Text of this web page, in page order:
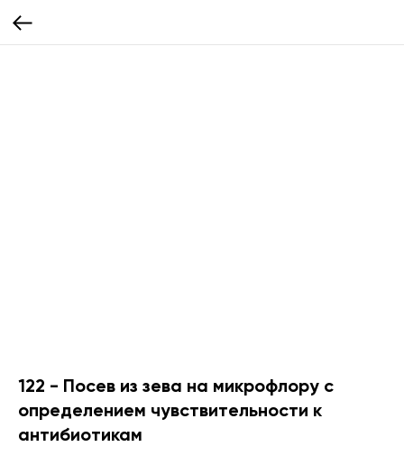
122 - Посев из зева на микрофлору с
определением чувствительности к
антибиотикам